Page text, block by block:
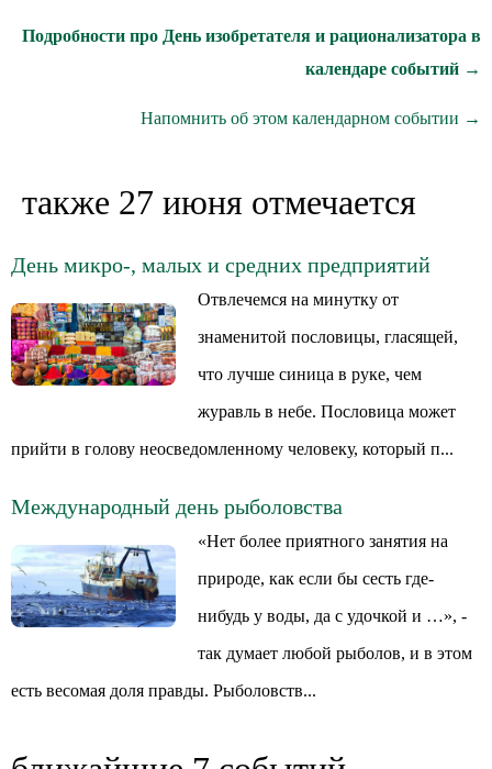
Подробности про День изобретателя и рационализатора в
календаре событий →
Напомнить об этом календарном событии →
также 27 июня отмечается
День микро-, малых и средних предприятий
Отвлечемся на минутку от
знаменитой пословицы, гласящей,
что лучше синица в руке, чем
журавль в небе. Пословица может
прийти в голову неосведомленному человеку, который п...
Международный день рыболовства
«Нет более приятного занятия на
природе, как если бы сесть где-
нибудь у воды, да с удочкой и …», -
так думает любой рыболов, и в этом
есть весомая доля правды. Рыболовств...